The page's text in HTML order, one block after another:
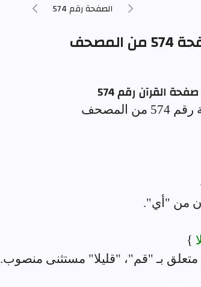
الصفحة رقم 574
القرآن رقم 574
من "أي".
}
بـ "قم"، "قليلا" مستثنى منصوب.